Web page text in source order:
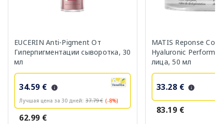
EUCERIN Anti-Pigment От
Гиперпигментации сыворотка, 30
мл
34.59 €
Лучшая цена за 30 дней: 37.79 € (-8%)
62.99 €
MATIS Reponse
Hyaluronic
лица, 50 мл
33.28 €
83.19 €